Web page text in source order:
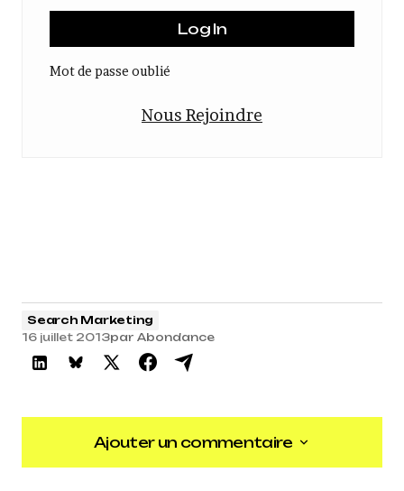
Mot de passe oublié
Nous Rejoindre
Search Marketing
16 juillet 2013par Abondance
Ajouter un commentaire
Ajouter un commentaire